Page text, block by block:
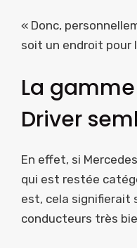
« Donc,
soit un endroit pour
La
Driver
En effet, si
qui est restée
est, cela signifierait
conducteurs très